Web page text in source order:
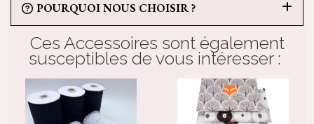
POURQUOI NOUS CHOISIR ?
Ces Accessoires sont également
susceptibles de vous intéresser :